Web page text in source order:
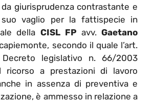
giurisprudenza contrastante e
vaglio per la fattispecie in
della CISL FP avv.Gaetano
secondo il quale l’art.
legislativo n. 66/2003
ricorso a prestazioni di lavoro
in assenza di preventiva e
è ammesso in relazione a